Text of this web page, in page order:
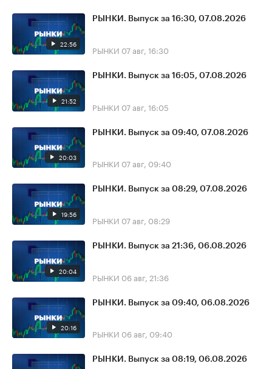
22:56
РЫНКИ. Выпуск за 16:30, 07.08.2026
РЫНКИ 07 авг, 16:30
21:52
РЫНКИ. Выпуск за 16:05, 07.08.2026
РЫНКИ 07 авг, 16:05
20:03
РЫНКИ. Выпуск за 09:40, 07.08.2026
РЫНКИ 07 авг, 09:40
19:56
РЫНКИ. Выпуск за 08:29, 07.08.2026
РЫНКИ 07 авг, 08:29
20:04
РЫНКИ. Выпуск за 21:36, 06.08.2026
РЫНКИ 06 авг, 21:36
20:16
РЫНКИ. Выпуск за 09:40, 06.08.2026
РЫНКИ 06 авг, 09:40
РЫНКИ. Выпуск за 08:19, 06.08.2026